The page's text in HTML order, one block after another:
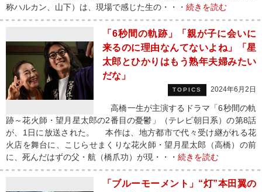
称ハルカン、山下）は、現場で感じた生の・・・ 続きを読む
「6秒間の軌跡」「親が子に会いに
来るのに理由なんてないよね」「星
太郎とひかりはもう熟年夫婦みたい
だな」
TOPICS 2024年6月2日
高橋一生が主演するドラマ「6秒間の軌
跡～花火師・望月星太郎の2番目の憂鬱」（テレビ朝日系）の第8話
が、1日に放送された。 本作は、地方都市で代々受け継がれる花
火店を舞台に、こじらせまくりな花火師・望月星太郎（高橋）の前
に、死んだはずの父・航（橋爪功）が現・・・ 続きを読む
「ブルーモーメント」“灯”本田翼の